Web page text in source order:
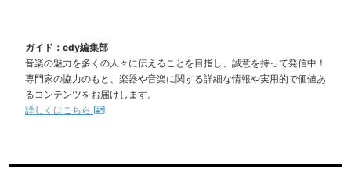
ガイド：edy編集部
音楽の魅力を多くの人々に伝えることを目指し、誠意を持って発信中！
専門家の協力のもと、楽器や音楽に関する詳細な情報や実用的で価値あ
るコンテンツをお届けします。
詳しくはこちら